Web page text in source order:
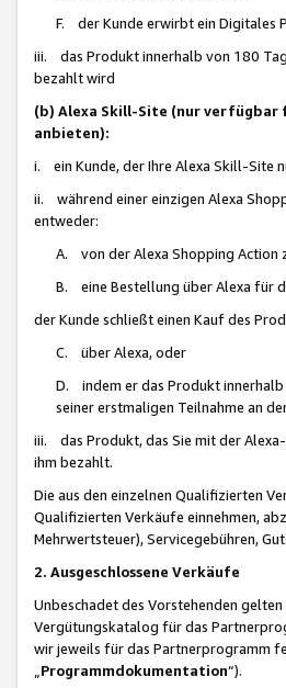
F. der Kunde erwirbt ein Digitales
iii. das Produkt innerhalb von 180
bezahlt wird
(b) Alexa Skill-Site (nur verfügbar
anbieten):
i. ein Kunde, der Ihre Alexa Skill-Site
ii. während einer einzigen Alexa
entweder:
A. von der Alexa Shopping Action
B. eine Bestellung über Alexa für
der Kunde schließt einen Kauf des
C. über Alexa, oder
D. indem er das Produkt innerhalb
seiner erstmaligen Teilnahme an
iii. das Produkt, das Sie mit der
ihm bezahlt.
Die aus den einzelnen Qualifizierten
Qualifizierten Verkäufe einnehmen,
Mehrwertsteuer), Servicegebühren,
2. Ausgeschlossene Verkäufe
Unbeschadet des Vorstehenden
Vergütungskatalog für das
wir jeweils für das Partnerprogramm
Programmdokumentation“).